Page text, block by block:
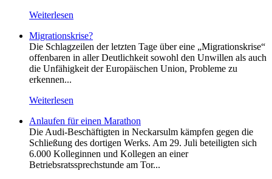
Weiterlesen
Migrationskrise?
Die Schlagzeilen der letzten Tage über eine „Migrationskrise“
offenbaren in aller Deutlichkeit sowohl den Unwillen als auch
die Unfähigkeit der Europäischen Union, Probleme zu
erkennen...
Weiterlesen
Anlaufen für einen Marathon
Die Audi-Beschäftigten in Neckarsulm kämpfen gegen die
Schließung des dortigen Werks. Am 29. Juli beteiligten sich
6.000 Kolleginnen und Kollegen an einer
Betriebsratssprechstunde am Tor...